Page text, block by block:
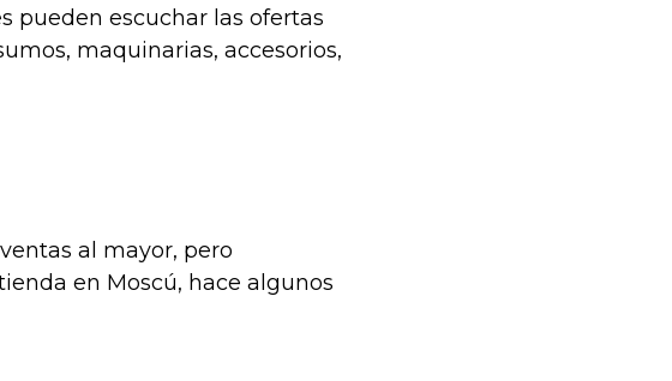
pueden escuchar las ofertas
maquinarias, accesorios,
al mayor, pero
en Moscú, hace algunos